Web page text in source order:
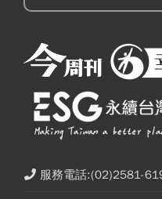
服務電話:(02)2581-